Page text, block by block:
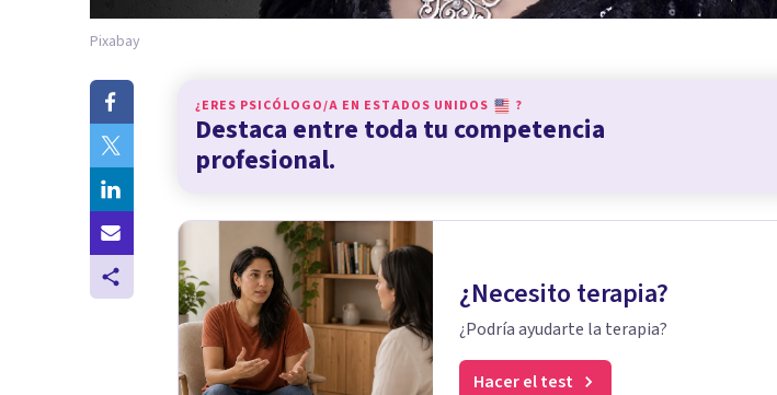
Pixabay
¿ERES PSICÓLOGO/A EN ESTADOS UNIDOS ?
Destaca entre toda tu competencia
profesional.
¿Necesito terapia?
¿Podría ayudarte la terapia?
Hacer el test